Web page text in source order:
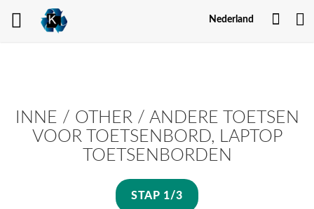
Nederland
Mijn
INNE / OTHER / ANDERE TOETSEN
VOOR TOETSENBORD, LAPTOP
TOETSENBORDEN
STAP 1/3